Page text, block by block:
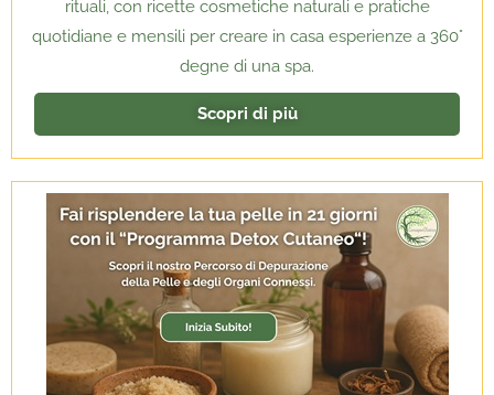
rituali, con ricette cosmetiche naturali e pratiche
quotidiane e mensili per creare in casa esperienze a 360°
degne di una spa.
Scopri di più